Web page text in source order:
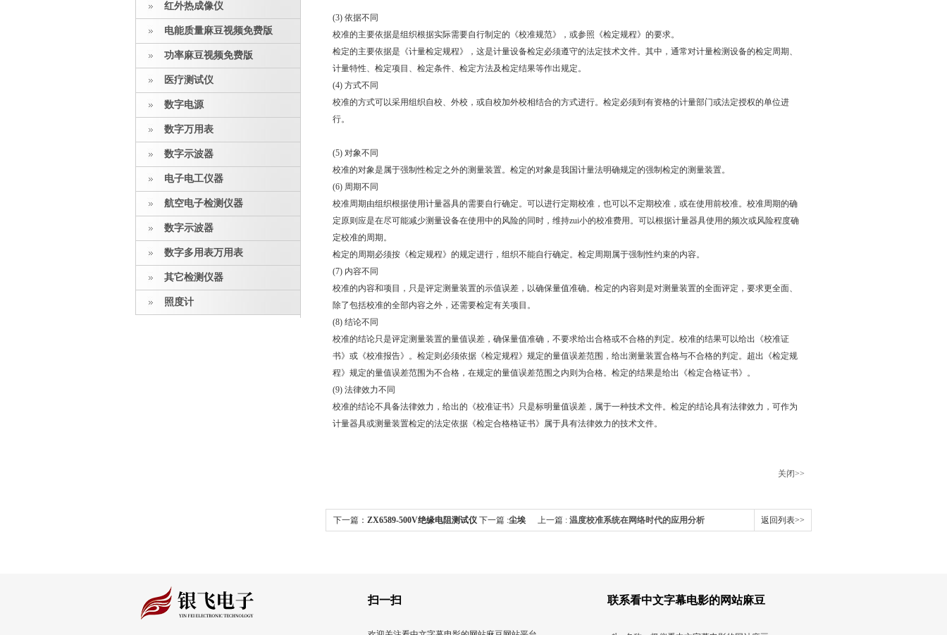
红外热成像仪
电能质量麻豆视频免费版
功率麻豆视频免费版
医疗测试仪
数字电源
数字万用表
数字示波器
电子电工仪器
航空电子检测仪器
数字示波器
数字多用表万用表
其它检测仪器
照度计
(3) 依据不同
校准的主要依据是组织根据实际需要自行制定的《校准规范》，或参照《检定规程》的要求。
检定的主要依据是《计量检定规程》，这是计量设备检定必须遵守的法定技术文件。其中，通常对计量检测设备的检定周期、
计量特性、检定项目、检定条件、检定方法及检定结果等作出规定。
(4) 方式不同
校准的方式可以采用组织自校、外校，或自校加外校相结合的方式进行。检定必须到有资格的计量部门或法定授权的单位进
行。
(5) 对象不同
校准的对象是属于强制性检定之外的测量装置。检定的对象是我国计量法明确规定的强制检定的测量装置。
(6) 周期不同
校准周期由组织根据使用计量器具的需要自行确定。可以进行定期校准，也可以不定期校准，或在使用前校准。校准周期的确
定原则应是在尽可能减少测量设备在使用中的风险的同时，维持zui小的校准费用。可以根据计量器具使用的频次或风险程度确
定校准的周期。
检定的周期必须按《检定规程》的规定进行，组织不能自行确定。检定周期属于强制性约束的内容。
(7) 内容不同
校准的内容和项目，只是评定测量装置的示值误差，以确保量值准确。检定的内容则是对测量装置的全面评定，要求更全面、
除了包括校准的全部内容之外，还需要检定有关项目。
(8) 结论不同
校准的结论只是评定测量装置的量值误差，确保量值准确，不要求给出合格或不合格的判定。校准的结果可以给出《校准证
书》或《校准报告》。检定则必须依据《检定规程》规定的量值误差范围，给出测量装置合格与不合格的判定。超出《检定规
程》规定的量值误差范围为不合格，在规定的量值误差范围之内则为合格。检定的结果是给出《检定合格证书》。
(9) 法律效力不同
校准的结论不具备法律效力，给出的《校准证书》只是标明量值误差，属于一种技术文件。检定的结论具有法律效力，可作为
计量器具或测量装置检定的法定依据《检定合格格证书》属于具有法律效力的技术文件。
关闭>>
上一篇 : 温度校准系统在网络时代的应用分析
下一篇： ZX6589-500V绝缘电阻测试仪 下一篇 :尘埃 返回列表>>
扫一扫 联系看中文字幕电影的网站麻豆